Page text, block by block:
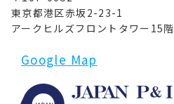
東京都港区赤坂2-23-1
アークヒルズフロントタワー15階
Google Map